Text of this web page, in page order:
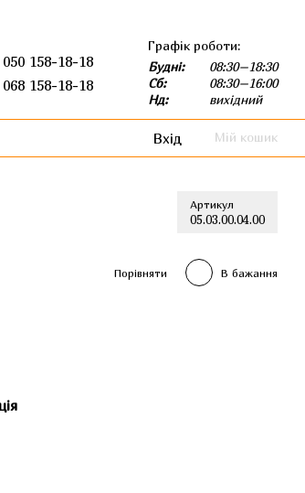
050 158-18-18
068 158-18-18
Графік роботи:
Будні:
08:30–18:30
Сб:
08:30–16:00
Нд:
вихідний
Вхід Мій кошик
Артикул
05.03.00.04.00
Порівняти В бажання